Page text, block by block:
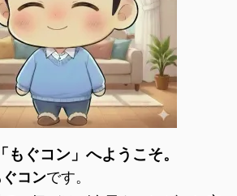
ぐコン」へようこそ。
ぐコンです。